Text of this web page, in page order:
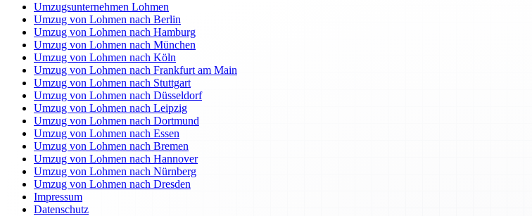
Umzugsunternehmen Lohmen
Umzug von Lohmen nach Berlin
Umzug von Lohmen nach Hamburg
Umzug von Lohmen nach München
Umzug von Lohmen nach Köln
Umzug von Lohmen nach Frankfurt am Main
Umzug von Lohmen nach Stuttgart
Umzug von Lohmen nach Düsseldorf
Umzug von Lohmen nach Leipzig
Umzug von Lohmen nach Dortmund
Umzug von Lohmen nach Essen
Umzug von Lohmen nach Bremen
Umzug von Lohmen nach Hannover
Umzug von Lohmen nach Nürnberg
Umzug von Lohmen nach Dresden
Impressum
Datenschutz